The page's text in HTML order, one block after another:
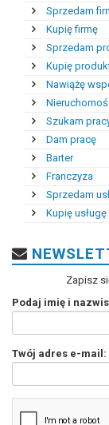
Sprzedam
Kupię firmę
Sprzedam
Kupię
Nawiążę
Szukam
Dam pracę
Barter
Franczyza
Sprzedam
Kupię usługę
Zapisz
Podaj imię i
Twój adres e-mail: